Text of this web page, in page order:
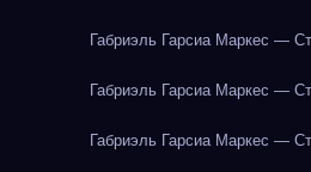
Габриэль Гарсиа Маркес —
Габриэль Гарсиа Маркес —
Габриэль Гарсиа Маркес —